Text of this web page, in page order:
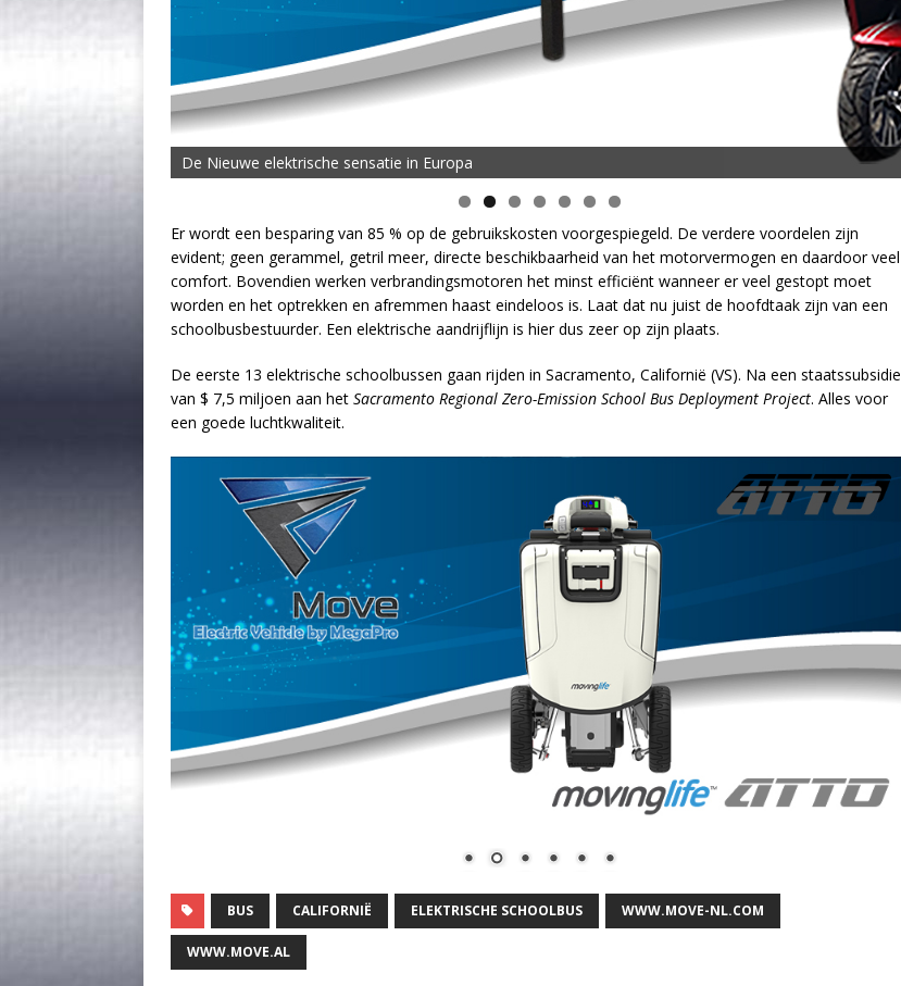
De Nieuwe elektrische sensatie in Europa
De MOVE Vigorous 1500 Highline | 45 km Topsnelheid en 50 km Actieradius
Er wordt een besparing van 85 % op de gebruikskosten voorgespiegeld. De verdere voordelen zijn
evident; geen gerammel, getril meer, directe beschikbaarheid van het motorvermogen en daardoor veel
comfort. Bovendien werken verbrandingsmotoren het minst efficiënt wanneer er veel gestopt moet
worden en het optrekken en afremmen haast eindeloos is. Laat dat nu juist de hoofdtaak zijn van een
schoolbusbestuurder. Een elektrische aandrijflijn is hier dus zeer op zijn plaats.
De eerste 13 elektrische schoolbussen gaan rijden in Sacramento, Californië (VS). Na een staatssubsidie
van $ 7,5 miljoen aan het Sacramento Regional Zero-Emission School Bus Deployment Project. Alles voor
een goede luchtkwaliteit.
BUS CALIFORNIË ELEKTRISCHE SCHOOLBUS WWW.MOVE-NL.COM
WWW.MOVE.AL